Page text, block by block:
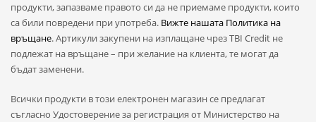
продукти, запазваме правото си да не приемаме продукти, които
са били повредени при употреба. Вижте нашата Политика на
връщане. Артикули закупени на изплащане чрез TBI Credit не
подлежат на връщане – при желание на клиента, те могат да
бъдат заменени.
Всички продукти в този електронен магазин се предлагат
съгласно Удостоверение за регистрация от Министерство на